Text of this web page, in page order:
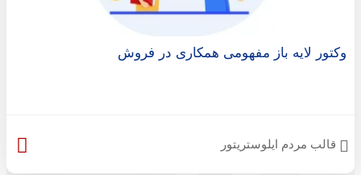
وکتور لایه باز مفهومی همکاری در فروش
قالب مردم ایلوستریتور